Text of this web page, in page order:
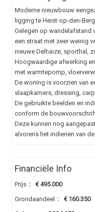
Moderne nieuwbouw
ligging te Heist-op-den-
Gelegen op wandelafstand
een straat met zeer weinig
nieuwe Delhaize, sporthal,
Hoogwaardige afwerking
met warmtepomp,
De woning is voorzien van
slaapkamers, dressing,
De gebruikte beelden en
conform de
Deze kunnen nog
alvorens het indienen van
Financiële Info
Prijs :
€ 495.000
Grondaandeel :
€ 160.350